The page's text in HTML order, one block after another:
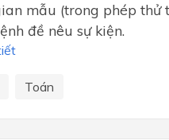
mẫu (trong phép thử
đề nêu sự kiện.
Toán